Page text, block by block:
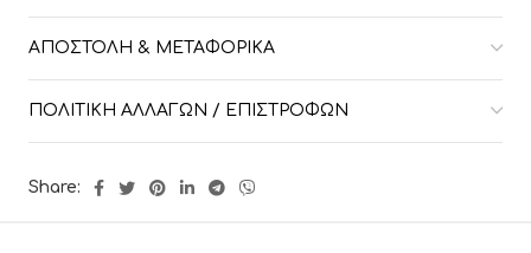
ΑΠΟΣΤΟΛΉ & ΜΕΤΑΦΟΡΙΚΆ
ΠΟΛΙΤΙΚΉ ΑΛΛΑΓΏΝ / ΕΠΙΣΤΡΟΦΏΝ
Share: